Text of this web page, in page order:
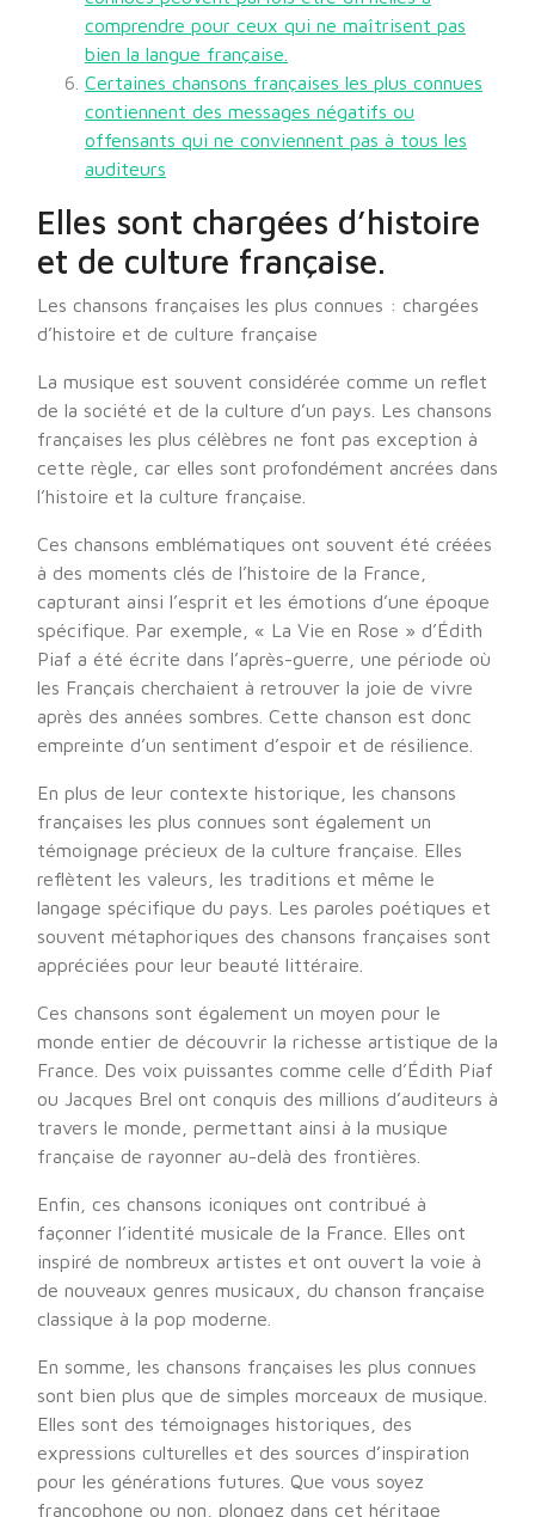
comprendre pour ceux qui ne maîtrisent pas
bien la langue française.
Certaines chansons françaises les plus connues
contiennent des messages négatifs ou
offensants qui ne conviennent pas à tous les
auditeurs
Elles sont chargées d’histoire
et de culture française.
Les chansons françaises les plus connues : chargées
d’histoire et de culture française
La musique est souvent considérée comme un reflet
de la société et de la culture d’un pays. Les chansons
françaises les plus célèbres ne font pas exception à
cette règle, car elles sont profondément ancrées dans
l’histoire et la culture française.
Ces chansons emblématiques ont souvent été créées
à des moments clés de l’histoire de la France,
capturant ainsi l’esprit et les émotions d’une époque
spécifique. Par exemple, « La Vie en Rose » d’Édith
Piaf a été écrite dans l’après-guerre, une période où
les Français cherchaient à retrouver la joie de vivre
après des années sombres. Cette chanson est donc
empreinte d’un sentiment d’espoir et de résilience.
En plus de leur contexte historique, les chansons
françaises les plus connues sont également un
témoignage précieux de la culture française. Elles
reflètent les valeurs, les traditions et même le
langage spécifique du pays. Les paroles poétiques et
souvent métaphoriques des chansons françaises sont
appréciées pour leur beauté littéraire.
Ces chansons sont également un moyen pour le
monde entier de découvrir la richesse artistique de la
France. Des voix puissantes comme celle d’Édith Piaf
ou Jacques Brel ont conquis des millions d’auditeurs à
travers le monde, permettant ainsi à la musique
française de rayonner au-delà des frontières.
Enfin, ces chansons iconiques ont contribué à
façonner l’identité musicale de la France. Elles ont
inspiré de nombreux artistes et ont ouvert la voie à
de nouveaux genres musicaux, du chanson française
classique à la pop moderne.
En somme, les chansons françaises les plus connues
sont bien plus que de simples morceaux de musique.
Elles sont des témoignages historiques, des
expressions culturelles et des sources d’inspiration
pour les générations futures. Que vous soyez
francophone ou non, plongez dans cet héritage